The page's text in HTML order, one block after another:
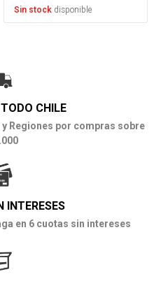
Sin stock disponible
CHILE
Regiones por compras sobre
INTERESES
en 6 cuotas sin intereses